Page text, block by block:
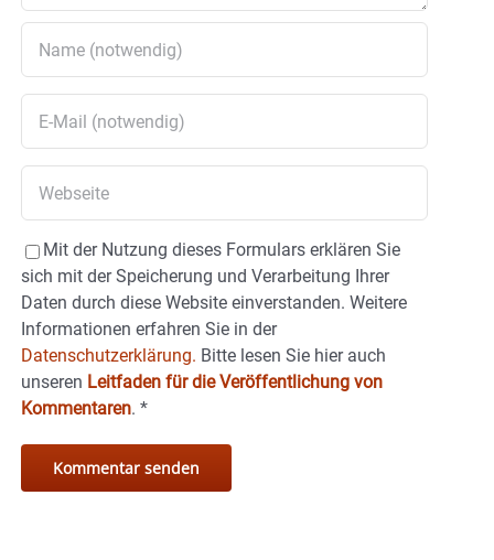
Mit der Nutzung dieses Formulars erklären Sie
sich mit der Speicherung und Verarbeitung Ihrer
Daten durch diese Website einverstanden. Weitere
Informationen erfahren Sie in der
Datenschutzerklärung. Bitte lesen Sie hier auch
unseren Leitfaden für die Veröffentlichung von
Kommentaren. *